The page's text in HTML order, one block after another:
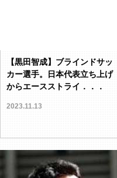
【黒田智成】ブラインドサッ
カー選手。日本代表立ち上げ
からエースストライ．．．
2023.11.13